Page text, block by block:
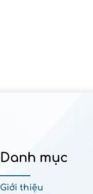
Danh mục
Giới thiệu